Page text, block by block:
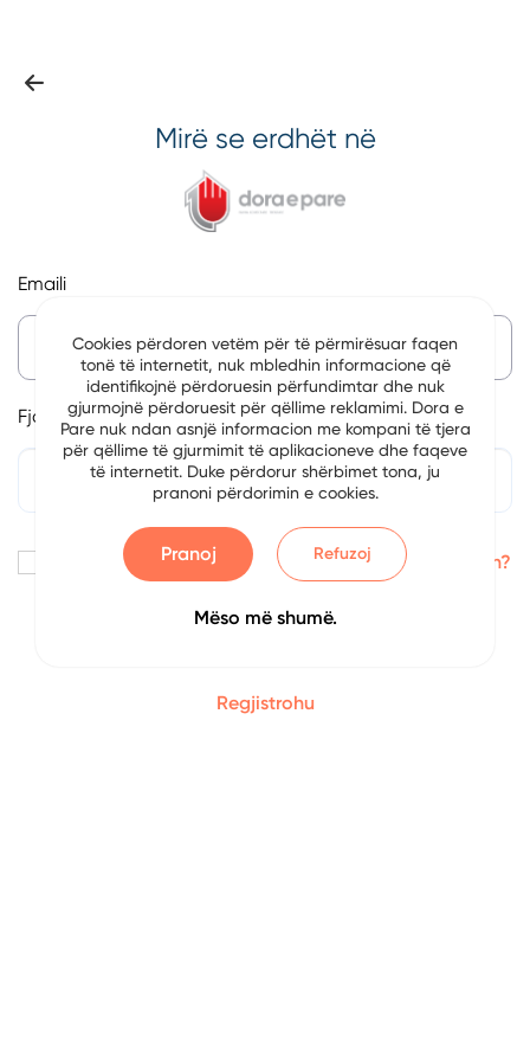
Mirë se erdhët në
Emaili
Fjalëkalim
Me kujto Keni harruar fjalëkalimin?
Regjistrohu
Cookies përdoren vetëm për të përmirësuar faqen
tonë të internetit, nuk mbledhin informacione që
identifikojnë përdoruesin përfundimtar dhe nuk
gjurmojnë përdoruesit për qëllime reklamimi. Dora e
Pare nuk ndan asnjë informacion me kompani të tjera
për qëllime të gjurmimit të aplikacioneve dhe faqeve
të internetit. Duke përdorur shërbimet tona, ju
pranoni përdorimin e cookies.
Pranoj Refuzoj
Mëso më shumë.